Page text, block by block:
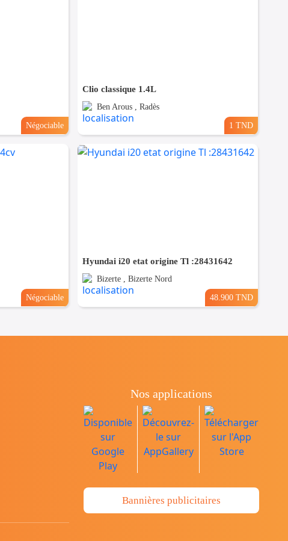
Négociable
Clio classique 1.4L
Ben Arous , Radès
1 TND
Négociable
Hyundai i20 etat origine Tl :28431642
Bizerte , Bizerte Nord
48.900 TND
Nos applications
Bannières publicitaires